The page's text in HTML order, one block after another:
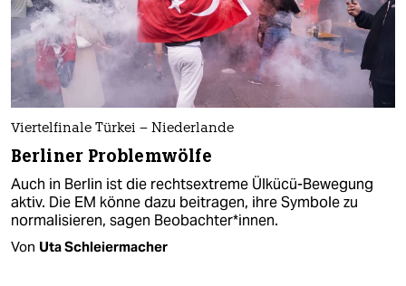
Viertelfinale Türkei – Niederlande
Berliner Problemwölfe
Auch in Berlin ist die rechtsextreme Ülkücü-Bewegung
aktiv. Die EM könne dazu beitragen, ihre Symbole zu
normalisieren, sagen Be­ob­ach­te­r*in­nen.
Von Uta Schleiermacher